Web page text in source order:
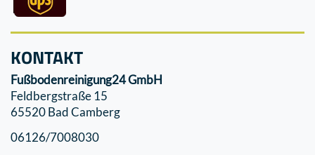
KONTAKT
Fußbodenreinigung24 GmbH
Feldbergstraße 15
65520 Bad Camberg
06126/7008030